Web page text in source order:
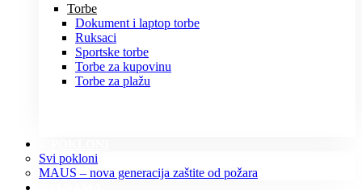
Torbe
Dokument i laptop torbe
Ruksaci
Sportske torbe
Torbe za kupovinu
Torbe za plažu
Svi pokloni
MAUS – nova generacija zaštite od požara